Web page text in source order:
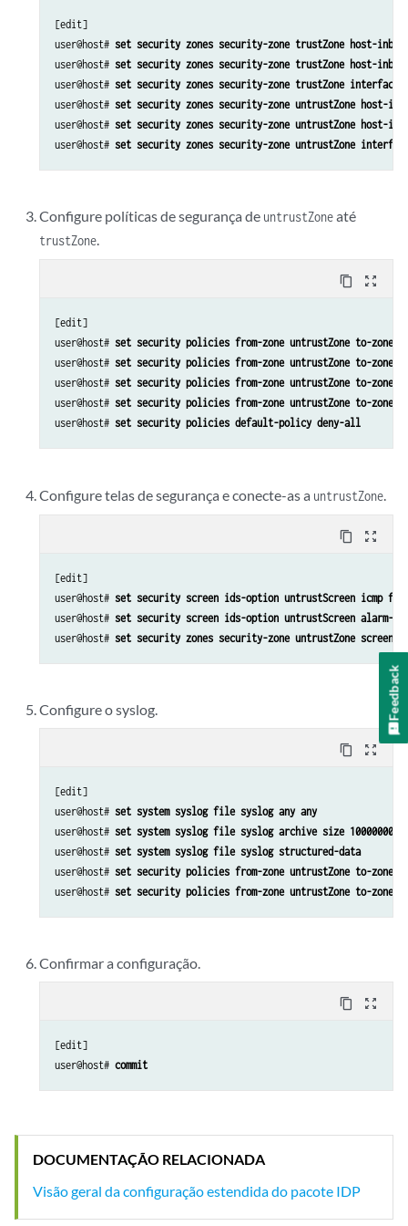
[edit]
user@host# set security zones security-zone trustZone host-
user@host# set security zones security-zone trustZone host-
user@host# set security zones security-zone trustZone
user@host# set security zones security-zone untrustZone host-
user@host# set security zones security-zone untrustZone host-
user@host# set security zones security-zone untrustZone
Configure políticas de segurança de untrustZoneaté
trustZone.
content_copy zoom_out_map
[edit]
user@host# set security policies from-zone untrustZone to-zone
user@host# set security policies from-zone untrustZone to-zone
user@host# set security policies from-zone untrustZone to-zone
user@host# set security policies from-zone untrustZone to-zone
user@host# set security policies default-policy deny-all
Configure telas de segurança e conecte-as a untrustZone
content_copy zoom_out_map
[edit]
user@host# set security screen ids-option untrustScreen icmp
user@host# set security screen ids-option untrustScreen alarm-
user@host# set security zones security-zone untrustZone screen
Configure o syslog.
content_copy zoom_out_map
[edit]
user@host# set system syslog file syslog any any
user@host# set system syslog file syslog archive size 10000000
user@host# set system syslog file syslog structured-data
user@host# set security policies from-zone untrustZone to-
user@host# set security policies from-zone untrustZone to-zone
Confirmar a configuração.
content_copy zoom_out_map
[edit]
user@host# commit
DOCUMENTAÇÃO RELACIONADA
Visão geral da configuração estendida do pacote IDP
Feedback